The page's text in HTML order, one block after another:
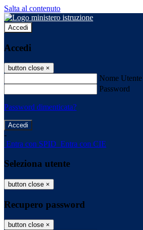
Salta al contenuto
Accedi
Accedi
button close ×
Nome Utente
Password
Password dimenticata?
-
Entra con SPID Entra con CIE
Seleziona utente
button close ×
Recupero password
button close ×